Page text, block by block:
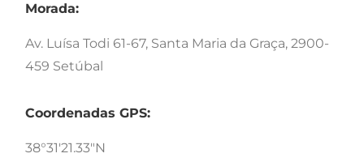
Morada:
Av. Luísa Todi 61-67, Santa Maria da Graça, 2900-
459 Setúbal
Coordenadas GPS:
38°31'21.33"N